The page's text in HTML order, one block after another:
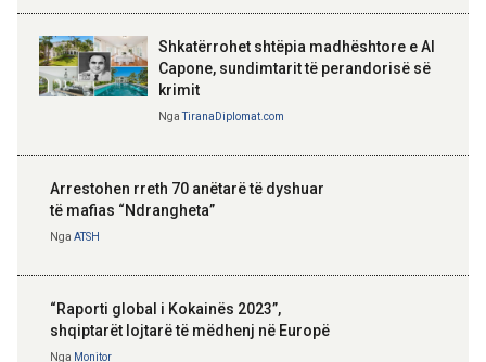
Shkatërrohet shtëpia madhështore e Al
Capone, sundimtarit të perandorisë së
krimit
NgaTiranaDiplomat.com
Arrestohen rreth 70 anëtarë të dyshuar
të mafias “Ndrangheta”
Nga ATSH
“Raporti global i Kokainës 2023”,
shqiptarët lojtarë të mëdhenj në Europë
Nga Monitor